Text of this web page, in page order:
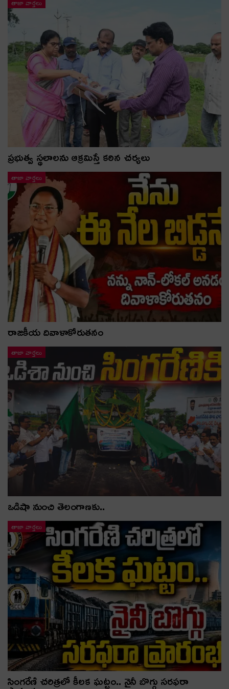
తాజా వార్తలు
ప్రభుత్వ స్థలాలను ఆక్రమిస్తే కఠిన చర్యలు
తాజా వార్తలు
రాజకీయ దివాళాకోరుతనం
తాజా వార్తలు
ఒడిషా నుంచి తెలంగాణ‌కు..
తాజా వార్తలు
సింగరేణి చరిత్రలో కీలక ఘట్టం.. నైనీ బొగ్గు సరఫరా